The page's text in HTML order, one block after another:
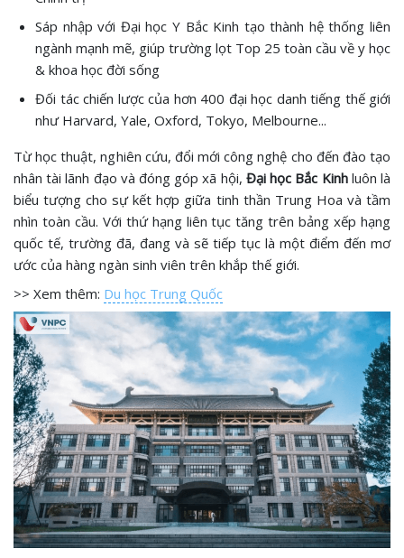
Sáp nhập với Đại học Y Bắc Kinh tạo thành hệ thống liên
ngành mạnh mẽ, giúp trường lọt Top 25 toàn cầu về y học
& khoa học đời sống
Đối tác chiến lược của hơn 400 đại học danh tiếng thế giới
như Harvard, Yale, Oxford, Tokyo, Melbourne...
Từ học thuật, nghiên cứu, đổi mới công nghệ cho đến đào tạo
nhân tài lãnh đạo và đóng góp xã hội, Đại học Bắc Kinhluôn là
biểu tượng cho sự kết hợp giữa tinh thần Trung Hoa và tầm
nhìn toàn cầu. Với thứ hạng liên tục tăng trên bảng xếp hạng
quốc tế, trường đã, đang và sẽ tiếp tục là một điểm đến mơ
ước của hàng ngàn sinh viên trên khắp thế giới.
>> Xem thêm: Du học Trung Quốc